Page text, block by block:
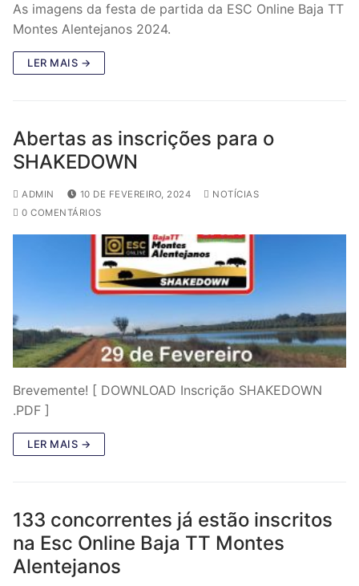
As imagens da festa de partida da ESC Online Baja TT
Montes Alentejanos 2024.
LER MAIS →
Abertas as inscrições para o
SHAKEDOWN
ADMIN 10 DE FEVEREIRO, 2024
NOTÍCIAS
0 COMENTÁRIOS
Brevemente! [ DOWNLOAD Inscrição SHAKEDOWN
.PDF ]
LER MAIS →
133 concorrentes já estão inscritos
na Esc Online Baja TT Montes
Alentejanos